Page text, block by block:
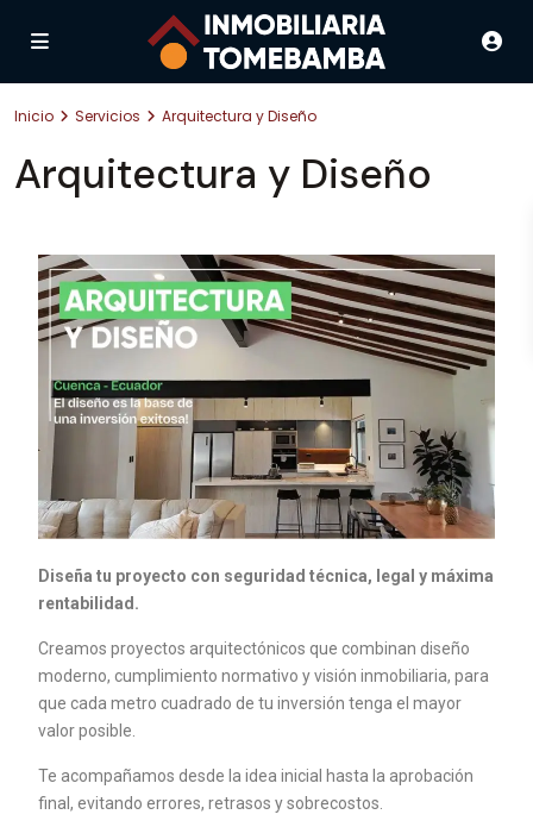
Inicio Servicios Arquitectura y Diseño
Arquitectura y Diseño
Diseña tu proyecto con seguridad técnica, legal y máxima
rentabilidad.
Creamos proyectos arquitectónicos que combinan diseño
moderno, cumplimiento normativo y visión inmobiliaria, para
que cada metro cuadrado de tu inversión tenga el mayor
valor posible.
Te acompañamos desde la idea inicial hasta la aprobación
final, evitando errores, retrasos y sobrecostos.